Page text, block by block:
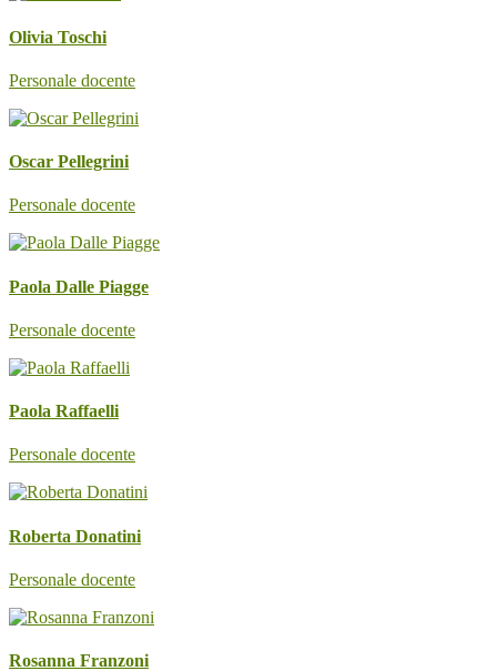
Olivia Toschi
Personale docente
Oscar Pellegrini
Personale docente
Paola Dalle Piagge
Personale docente
Paola Raffaelli
Personale docente
Roberta Donatini
Personale docente
Rosanna Franzoni